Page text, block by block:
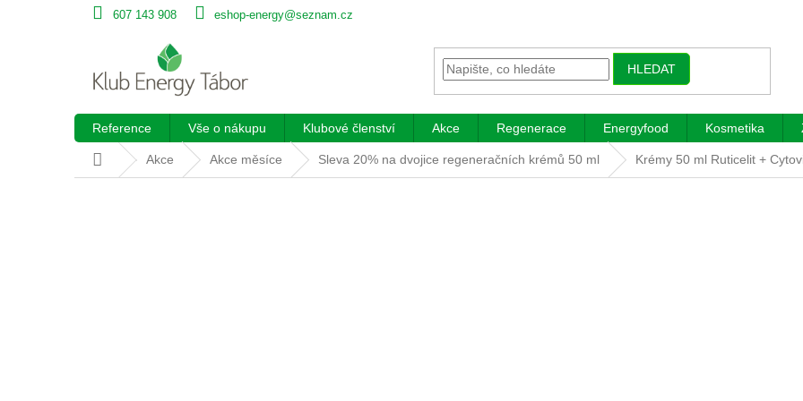
607 143 908 eshop-energy@seznam.cz
HLEDAT
Reference Vše o nákupu Klubové členství Akce Regenerace Energyfood Kosmetika
Domů Akce Akce měsíce Sleva 20% na dvojice regeneračních krémů 50 ml Krémy 50 ml Ruticelit +